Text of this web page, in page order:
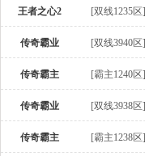
王者之心2 [双线1235区]
传奇霸业 [双线3940区]
传奇霸主 [霸主1240区]
传奇霸业 [双线3938区]
传奇霸主 [霸主1238区]